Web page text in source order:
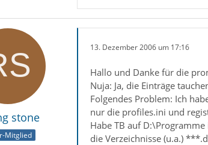
stone
Mitglied
13. Dezember 2006 um 17:16
Hallo und Danke für die
Nuja: Ja, die Einträge
Folgendes Problem: Ich
nur die profiles.ini und
Habe TB auf
die Verzeichnisse (u.a.)